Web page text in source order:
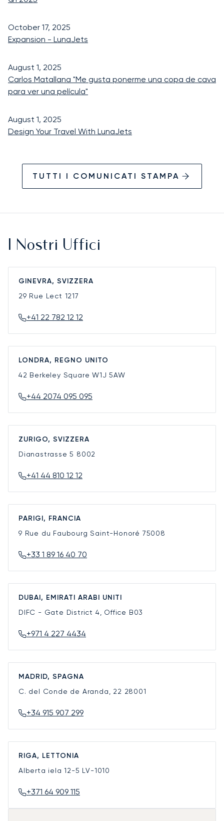
October 17, 2025
Expansion - LunaJets
August 1, 2025
Carlos Matallana "Me gusta ponerme una copa de cava
para ver una película"
August 1, 2025
Design Your Travel With LunaJets
TUTTI I COMUNICATI STAMPA
I Nostri Uffici
GINEVRA, SVIZZERA
29 Rue Lect 1217
+41 22 782 12 12
LONDRA, REGNO UNITO
42 Berkeley SquareW1J 5AW
+44 2074 095 095
ZURIGO, SVIZZERA
Dianastrasse 5 8002
+41 44 810 12 12
PARIGI, FRANCIA
9 Rue du Faubourg Saint-Honoré 75008
+33 1 89 16 40 70
DUBAI, EMIRATI ARABI UNITI
DIFC - Gate District 4, Office B03
+971 4 227 4434
MADRID, SPAGNA
C. del Conde de Aranda, 22 28001
+34 915 907 299
RIGA, LETTONIA
Alberta iela 12-5 LV-1010
+371 64 909 115